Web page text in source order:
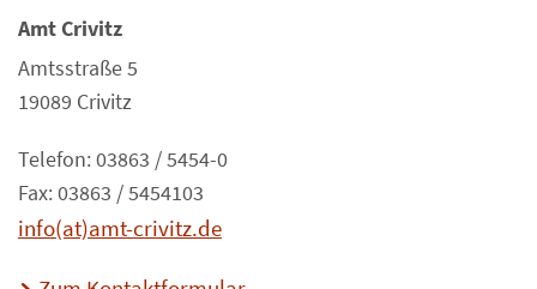
Amt Crivitz
Amtsstraße 5
19089 Crivitz
Telefon: 03863 / 5454-0
Fax: 03863 / 5454103
info(at)amt-crivitz.de